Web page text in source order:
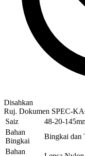
Disahkan
Ruj. Dokumen SPEC-
Saiz
48-20-
Bahan
Bingkai
Bingkai dan
Bahan